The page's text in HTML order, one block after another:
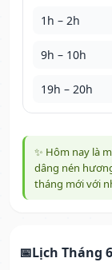
1h – 2h
9h – 10h
19h – 20h
✨ Hôm nay là
dâng nén
tháng mới với
Lịch Tháng